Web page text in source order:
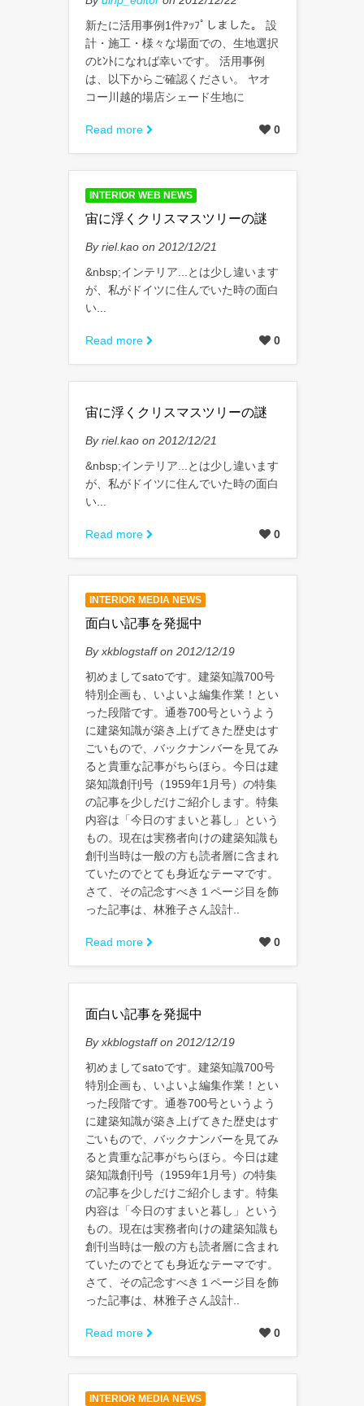
新たに活用事例1件ｱｯﾌﾟしました。 設
計・施工・様々な場面での、生地選択
のﾋﾝﾄになれば幸いです。 活用事例
は、以下からご確認ください。 ヤオ
コー川越的場店シェード生地に
Read more 0
INTERIOR WEB NEWS
宙に浮くクリスマスツリーの謎
By riel.kao on 2012/12/21
&nbsp;インテリア...とは少し違います
が、私がドイツに住んでいた時の面白
い...
Read more 0
宙に浮くクリスマスツリーの謎
By riel.kao on 2012/12/21
&nbsp;インテリア...とは少し違います
が、私がドイツに住んでいた時の面白
い...
Read more 0
INTERIOR MEDIA NEWS
面白い記事を発掘中
By xkblogstaff on 2012/12/19
初めましてsatoです。建築知識700号
特別企画も、いよいよ編集作業！とい
った段階です。通巻700号というよう
に建築知識が築き上げてきた歴史はす
ごいもので、バックナンバーを見てみ
ると貴重な記事がちらほら。今日は建
築知識創刊号（1959年1月号）の特集
の記事を少しだけご紹介します。特集
内容は「今日のすまいと暮し」という
もの。現在は実務者向けの建築知識も
創刊当時は一般の方も読者層に含まれ
ていたのでとても身近なテーマです。
さて、その記念すべき１ページ目を飾
った記事は、林雅子さん設計..
Read more 0
面白い記事を発掘中
By xkblogstaff on 2012/12/19
初めましてsatoです。建築知識700号
特別企画も、いよいよ編集作業！とい
った段階です。通巻700号というよう
に建築知識が築き上げてきた歴史はす
ごいもので、バックナンバーを見てみ
ると貴重な記事がちらほら。今日は建
築知識創刊号（1959年1月号）の特集
の記事を少しだけご紹介します。特集
内容は「今日のすまいと暮し」という
もの。現在は実務者向けの建築知識も
創刊当時は一般の方も読者層に含まれ
ていたのでとても身近なテーマです。
さて、その記念すべき１ページ目を飾
った記事は、林雅子さん設計..
Read more 0
INTERIOR MEDIA NEWS